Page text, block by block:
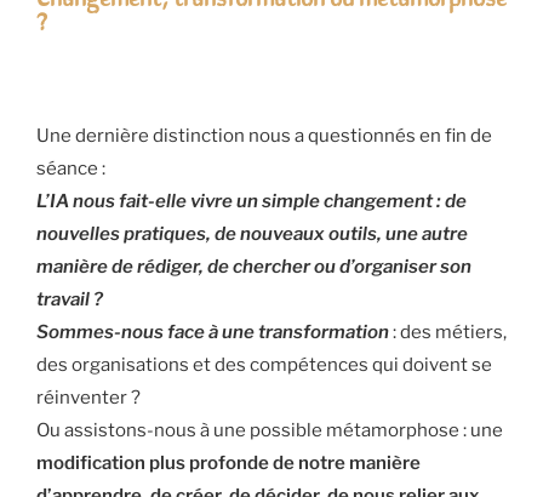
?
Une dernière distinction nous a questionnés en fin de
séance :
L’IA nous fait-elle vivre un simple changement : de
nouvelles pratiques, de nouveaux outils, une autre
manière de rédiger, de chercher ou d’organiser son
travail ?
Sommes-nous face à une transformation: des métiers,
des organisations et des compétences qui doivent se
réinventer ?
Ou assistons-nous à une possible métamorphose : une
modification plus profonde de notre manière